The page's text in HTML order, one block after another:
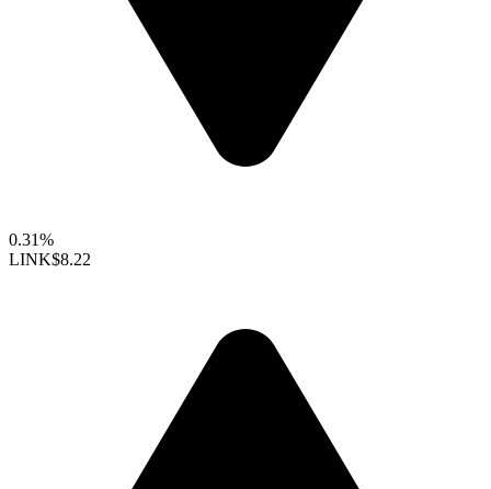
0.31%
LINK$8.22